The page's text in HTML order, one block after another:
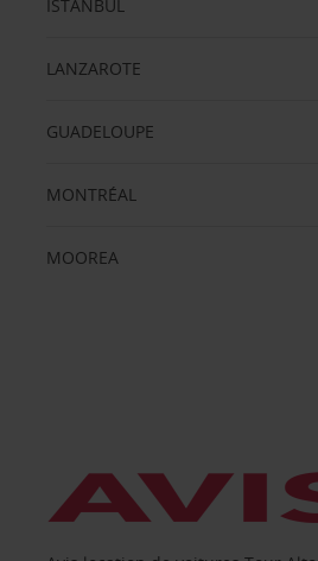
ISTANBUL
LANZAROTE
GUADELOUPE
MONTRÉAL
MOOREA